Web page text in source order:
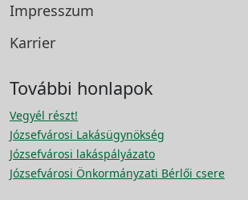
Impresszum
Karrier
További honlapok
Vegyél részt!
Józsefvárosi Lakásügynökség
Józsefvárosi lakáspályázato
Józsefvárosi Önkormányzati Bérlői csere